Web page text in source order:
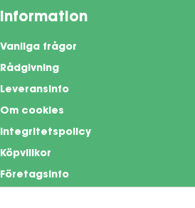
Information
Vanliga frågor
Rådgivning
Leveransinfo
Om cookies
Integritetspolicy
Köpvillkor
Företagsinfo